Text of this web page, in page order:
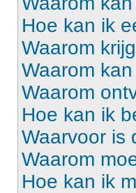
Hoe kan ik
Waarom
Waarom
Waarom
Hoe kan ik
Waarvoor is
Waarom
Hoe kan ik